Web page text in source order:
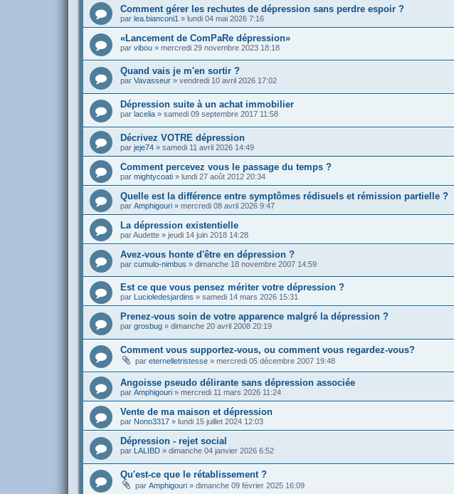
Comment gérer les rechutes de dépression sans perdre espoir ?
par lea.bianconi1 » lundi 04 mai 2026 7:16
«Lancement de ComPaRe dépression»
par vibou » mercredi 29 novembre 2023 18:18
Quand vais je m'en sortir ?
par Vavasseur » vendredi 10 avril 2026 17:02
Dépression suite à un achat immobilier
par lacelia » samedi 09 septembre 2017 11:58
Décrivez VOTRE dépression
par jeje74 » samedi 11 avril 2026 14:49
Comment percevez vous le passage du temps ?
par mightycoati » lundi 27 août 2012 20:34
Quelle est la différence entre symptômes rédisuels et rémission partielle ?
par Amphigouri » mercredi 08 avril 2026 9:47
La dépression existentielle
parAudette » jeudi 14 juin 2018 14:28
Avez-vous honte d'être en dépression ?
par cumulo-nimbus » dimanche 18 novembre 2007 14:59
Est ce que vous pensez mériter votre dépression ?
par Lucioledesjardins » samedi 14 mars 2026 15:31
Prenez-vous soin de votre apparence malgré la dépression ?
par grosbug » dimanche 20 avril 2008 20:19
Comment vous supportez-vous, ou comment vous regardez-vous?
par eternelletristesse » mercredi 05 décembre 2007 19:48
Angoisse pseudo délirante sans dépression associée
par Amphigouri » mercredi 11 mars 2026 11:24
Vente de ma maison et dépression
par Nono3317 » lundi 15 juillet 2024 12:03
Dépression - rejet social
par LALIBD » dimanche 04 janvier 2026 6:52
Qu'est-ce que le rétablissement ?
par Amphigouri » dimanche 09 février 2025 16:09